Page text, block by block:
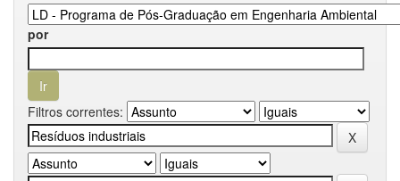
por
Filtros correntes: